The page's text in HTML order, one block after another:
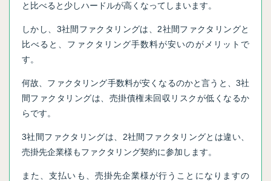
と比べると少しハードルが高くなってしまいます。
しかし、3社間ファクタリングは、2社間ファクタリングと
比べると、ファクタリング手数料が安いのがメリットで
す。
何故、ファクタリング手数料が安くなるのかと言うと、3社
間ファクタリングは、売掛債権未回収リスクが低くなるか
らです。
3社間ファクタリングは、2社間ファクタリングとは違い、
売掛先企業様もファクタリング契約に参加します。
また、支払いも、売掛先企業様が行うことになりますの